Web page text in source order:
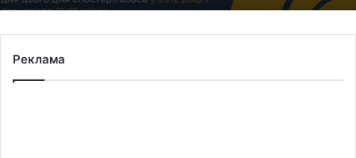
Реклама